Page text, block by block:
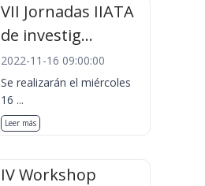
VII Jornadas IIATA
de investig...
2022-11-16 09:00:00
Se realizarán el miércoles
16 ...
Leer más
IV Workshop